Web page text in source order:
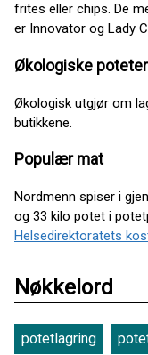
frites eller chips. De
er Innovator og Lady
Økologiske poteter
Økologisk utgjør om
butikkene.
Populær mat
Nordmenn spiser i
og 33 kilo potet i
Helsedirektoratets
Nøkkelord
potetlagring